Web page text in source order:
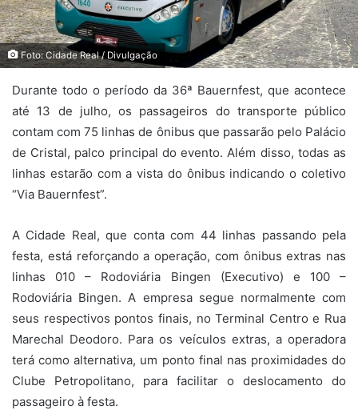
Foto: Cidade Real / Divulgação
Durante todo o período da 36ª Bauernfest, que acontece
até 13 de julho, os passageiros do transporte público
contam com 75 linhas de ônibus que passarão pelo Palácio
de Cristal, palco principal do evento. Além disso, todas as
linhas estarão com a vista do ônibus indicando o coletivo
“Via Bauernfest”.
A Cidade Real, que conta com 44 linhas passando pela
festa, está reforçando a operação, com ônibus extras nas
linhas 010 – Rodoviária Bingen (Executivo) e 100 –
Rodoviária Bingen. A empresa segue normalmente com
seus respectivos pontos finais, no Terminal Centro e Rua
Marechal Deodoro. Para os veículos extras, a operadora
terá como alternativa, um ponto final nas proximidades do
Clube Petropolitano, para facilitar o deslocamento do
passageiro à festa.